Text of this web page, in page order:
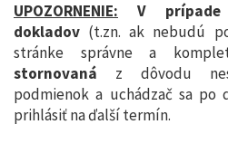
UPOZORNENIE: V prípade
dokladov (t.zn. ak nebudú
stránke správne a
stornovaná z dôvodu
podmienok a uchádzač sa po
prihlásiť na ďalší termín.